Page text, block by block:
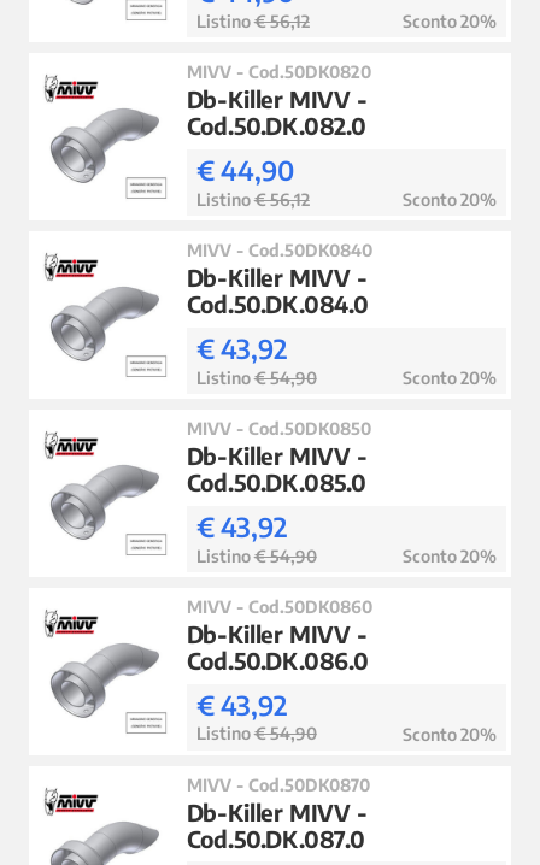
Listino€ 56,12 Sconto 20%
MIVV - Cod.50DK0820
Db-Killer MIVV -
Cod.50.DK.082.0
€ 44,90
Listino€ 56,12 Sconto 20%
MIVV - Cod.50DK0840
Db-Killer MIVV -
Cod.50.DK.084.0
€ 43,92
Listino€ 54,90 Sconto 20%
MIVV - Cod.50DK0850
Db-Killer MIVV -
Cod.50.DK.085.0
€ 43,92
Listino€ 54,90 Sconto 20%
MIVV - Cod.50DK0860
Db-Killer MIVV -
Cod.50.DK.086.0
€ 43,92
Listino€ 54,90 Sconto 20%
MIVV - Cod.50DK0870
Db-Killer MIVV -
Cod.50.DK.087.0